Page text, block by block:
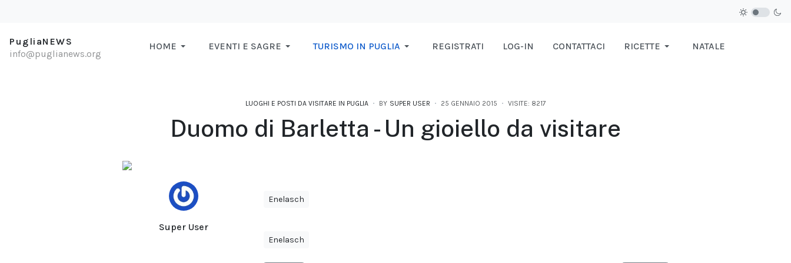
PugliaNEWS
info@puglianews.org
HOME EVENTI E SAGRE TURISMO IN PUGLIA REGISTRATI LOG-IN CONTATTACI RICETTE NATALE
LUOGHI E POSTI DA VISITARE IN PUGLIA BY SUPER USER 25 GENNAIO 2015 VISITE: 8217
Duomo di Barletta - Un gioiello da visitare
Super User
Enelasch
Enelasch